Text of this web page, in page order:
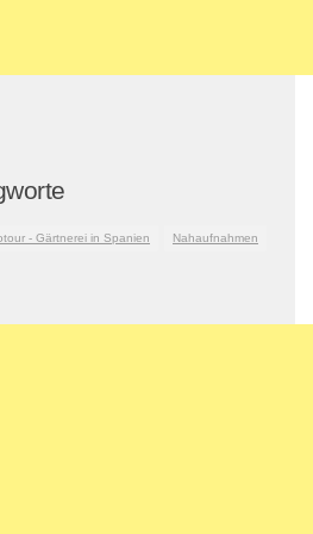
- Gärtnerei in Spanien Nahaufnahmen